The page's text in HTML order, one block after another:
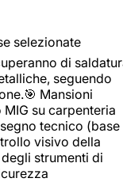
selezionate
di
seguendo
Mansioni
su carpenteria
tecnico (base
visivo della
strumenti di